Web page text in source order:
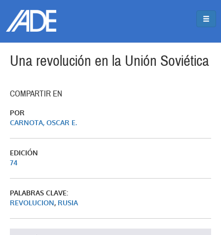
Una revolución en la Unión Soviética
COMPARTIR EN
POR
CARNOTA, OSCAR E.
EDICIÓN
74
PALABRAS CLAVE:
REVOLUCION, RUSIA